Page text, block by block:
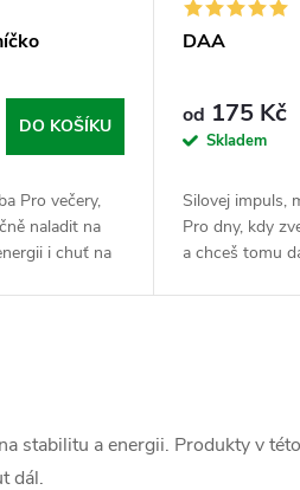
DO KOŠÍKU
Pro večery,
naladit na
i chuť na
DAA
od 175 Kč
Skladem
Silovej impuls,
Pro dny, kdy
a chceš tomu
stabilitu a energii. Produkty v
dál.